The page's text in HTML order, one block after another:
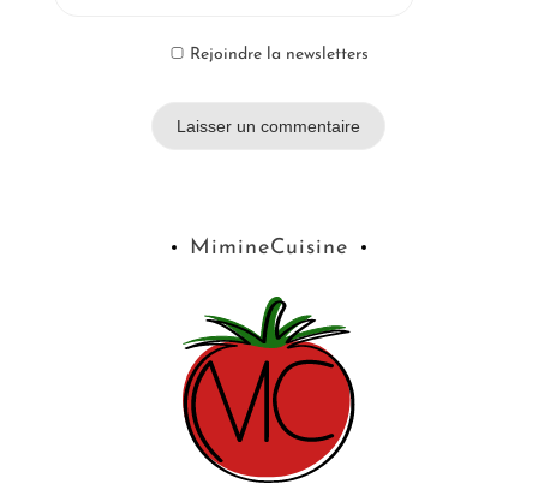
Rejoindre la newsletters
MimineCuisine